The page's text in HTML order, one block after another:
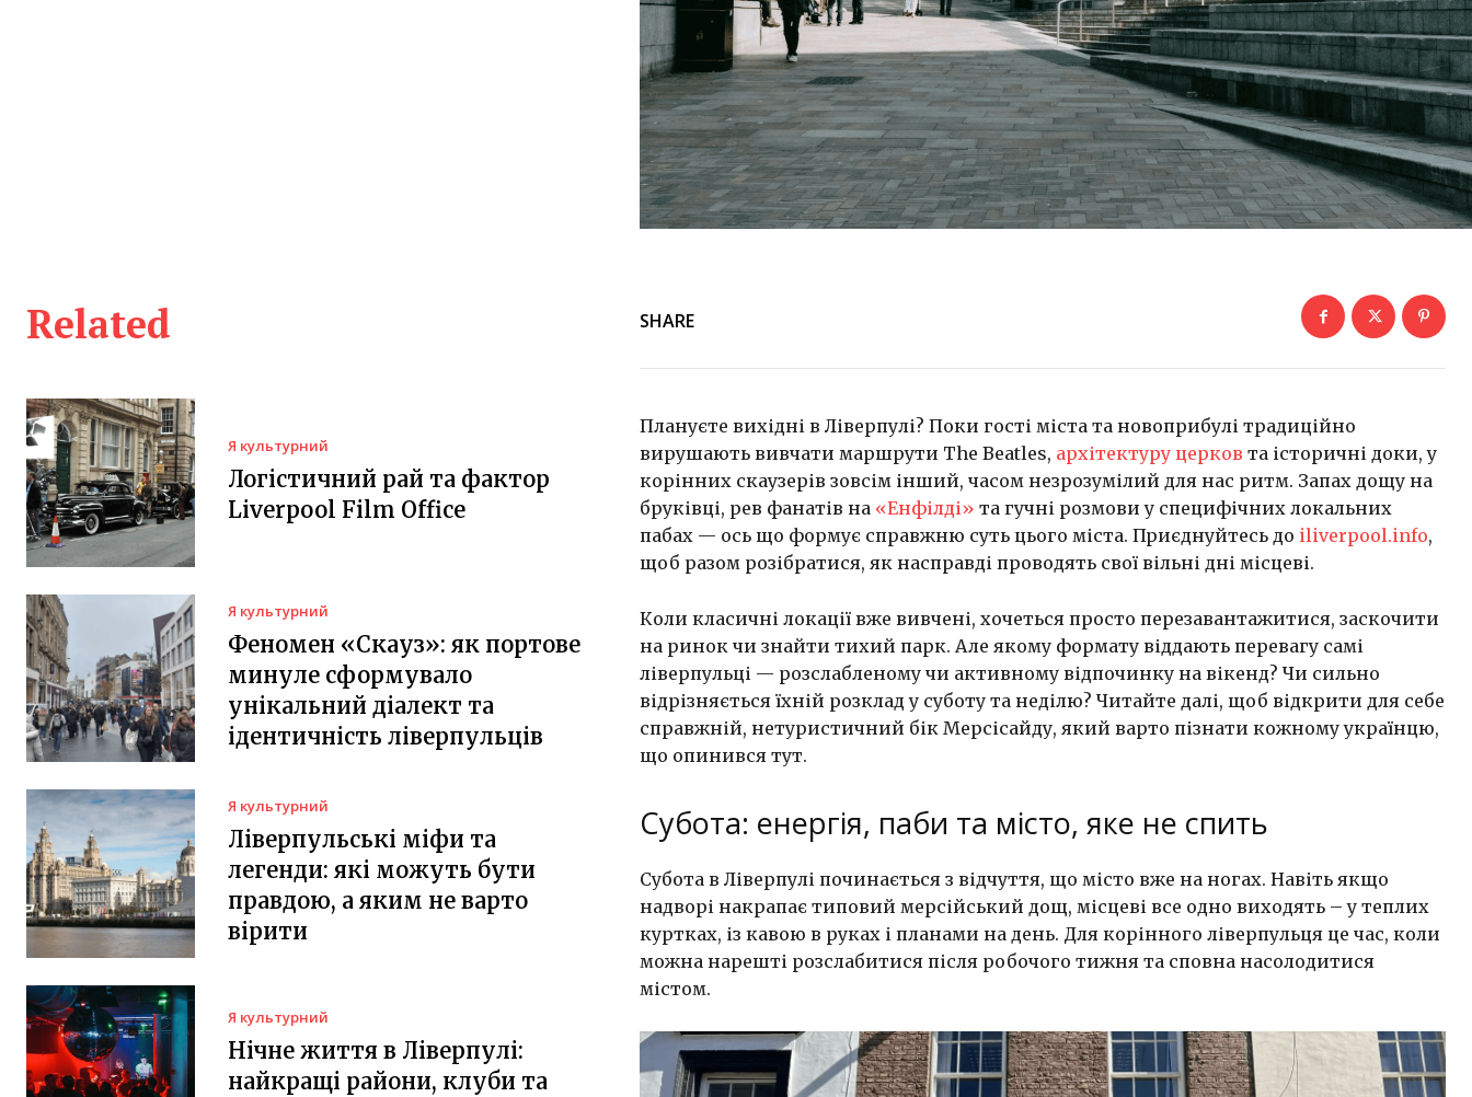
Related
Я культурний
Логістичний рай та фактор
Liverpool Film Office
Я культурний
Феномен «Скауз»: як портове
минуле сформувало
унікальний діалект та
ідентичність ліверпульців
Я культурний
Ліверпульські міфи та
легенди: які можуть бути
правдою, а яким не варто
вірити
Я культурний
Нічне життя в Ліверпулі:
найкращі райони, клуби та
SHARE
Плануєте вихідні в Ліверпулі? Поки гості міста та новоприбулі традиційно
вирушають вивчати маршрути The Beatles, архітектуру церков та історичні доки, у
корінних скаузерів зовсім інший, часом незрозумілий для нас ритм. Запах дощу на
бруківці, рев фанатів на «Енфілді» та гучні розмови у специфічних локальних
пабах — ось що формує справжню суть цього міста. Приєднуйтесь до iliverpool.info,
щоб разом розібратися, як насправді проводять свої вільні дні місцеві.
Коли класичні локації вже вивчені, хочеться просто перезавантажитися, заскочити
на ринок чи знайти тихий парк. Але якому формату віддають перевагу самі
ліверпульці — розслабленому чи активному відпочинку на вікенд? Чи сильно
відрізняється їхній розклад у суботу та неділю? Читайте далі, щоб відкрити для себе
справжній, нетуристичний бік Мерсісайду, який варто пізнати кожному українцю,
що опинився тут.
Субота: енергія, паби та місто, яке не спить
Субота в Ліверпулі починається з відчуття, що місто вже на ногах. Навіть якщо
надворі накрапає типовий мерсійський дощ, місцеві все одно виходять – у теплих
куртках, із кавою в руках і планами на день. Для корінного ліверпульця це час, коли
можна нарешті розслабитися після робочого тижня та сповна насолодитися
містом.